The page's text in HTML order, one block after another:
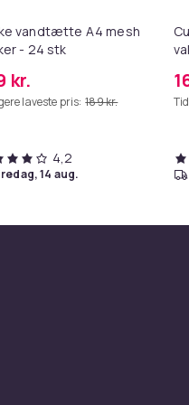
vandtætte A4 mesh
- 24 stk
kr.
laveste pris: 189 kr.
4,2
fredag, 14 aug.